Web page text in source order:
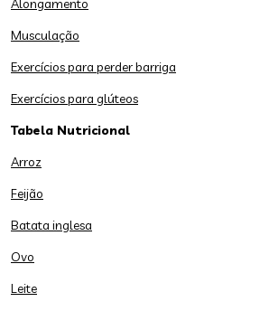
Alongamento
Musculação
Exercícios para perder barriga
Exercícios para glúteos
Tabela Nutricional
Arroz
Feijão
Batata inglesa
Ovo
Leite